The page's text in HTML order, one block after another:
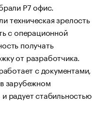
Р7 офис.
техническая зрелость
с операционной
получать
от разработчика.
с документами,
зарубежном
радует стабильностью